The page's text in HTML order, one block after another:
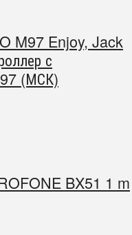
M97 Enjoy, Jack
с
(МСК)
BX51 1 m